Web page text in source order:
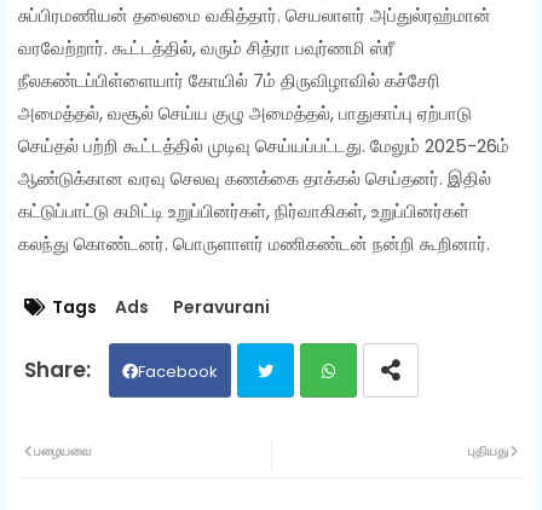
சுப்பிரமணியன் தலைமை வகித்தார். செயலாளர் அப்துல்ரஹ்மான்
வரவேற்றார். கூட்டத்தில், வரும் சித்ரா பவுர்ணமி ஸ்ரீ
நீலகண்டப்பிள்ளையார் கோயில் 7ம் திருவிழாவில் கச்சேரி
அமைத்தல், வசூல் செய்ய குழு அமைத்தல், பாதுகாப்பு ஏற்பாடு
செய்தல் பற்றி கூட்டத்தில் முடிவு செய்யப்பட்டது. மேலும் 2025-26ம்
ஆண்டுக்கான வரவு செலவு கணக்கை தாக்கல் செய்தனர். இதில்
கட்டுப்பாட்டு கமிட்டி உறுப்பினர்கள், நிர்வாகிகள், உறுப்பினர்கள்
கலந்து கொண்டனர். பொருளாளர் மணிகண்டன் நன்றி கூறினார்.
Tags Ads Peravurani
Facebook
புதியது
பழையவை